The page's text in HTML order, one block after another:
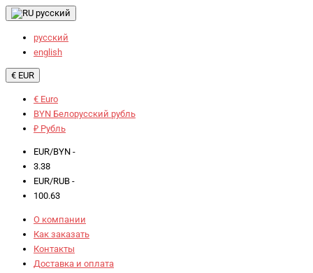
русский
русский
english
€ EUR
€ Euro
BYN Белорусский рубль
₽ Рубль
EUR/BYN -
3.38
EUR/RUB -
100.63
О компании
Как заказать
Контакты
Доставка и оплата